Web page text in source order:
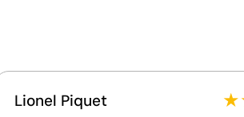
Bronze, se situant parmi les 35 %
entreprises en matière de
Lionel Piquet ★